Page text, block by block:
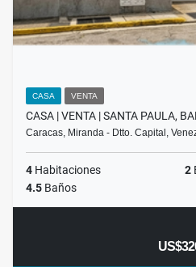
CASA VENTA
CASA | VENTA | SANTA PAULA,
Caracas, Miranda - Dtto. Capital,
4 Habitaciones 2
4.5 Baños